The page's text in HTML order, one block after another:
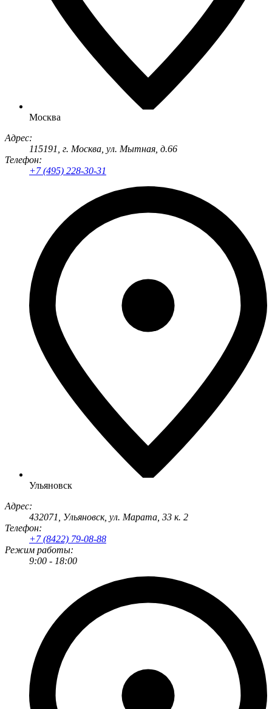
Москва
Адрес:
115191 , г. Москва ул. Мытная, д.66
Телефон:
+7 (495) 228-30-31
Ульяновск
Адрес:
432071
Ульяновск, ул. Марата, 33 к. 2
Телефон:
+7 (8422) 79-08-88
Режим работы:
9:00 - 18:00